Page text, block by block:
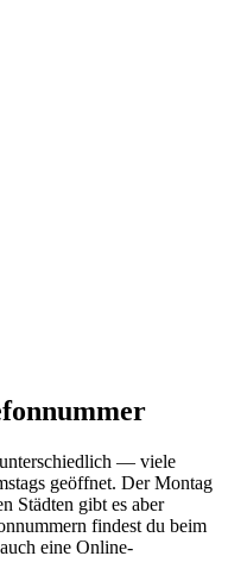
— viele
geöffnet. Der Montag
Städten gibt es aber
findest du beim
eine Online-